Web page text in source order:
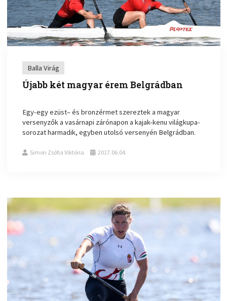
Balla Virág
Újabb két magyar érem Belgrádban
Egy-egy ezüst– és bronzérmet szereztek a magyar
versenyzők a vasárnapi zárónapon a kajak-kenu világkupa-
sorozat harmadik, egyben utolsó versenyén Belgrádban.
Simon Zsófia Viktória 2017.06.04.